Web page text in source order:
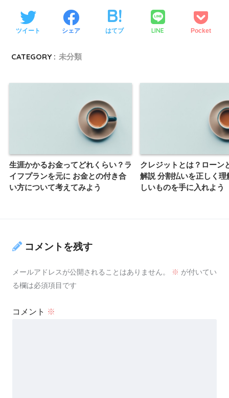
ツイート シェア はてブ LINE Pocket
CATEGORY : 未分類
生涯かかるお金ってどれくらい？ラ
イフプランを元に お金との付き合
い方について考えてみよう
クレジットとは？ローン
解説 分割払いを正しく理
しいものを手に入れよう
コメントを残す
メールアドレスが公開されることはありません。 ※ が付いてい
る欄は必須項目です
コメント ※